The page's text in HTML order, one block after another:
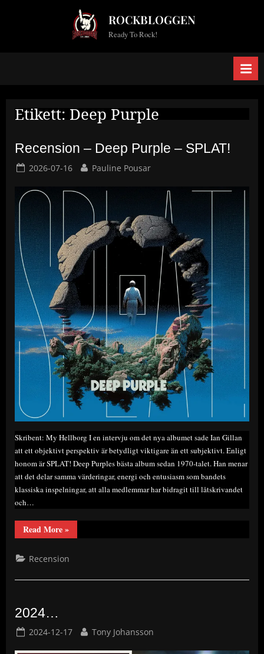
ROCKBLOGGEN
Ready To Rock!
Etikett: Deep Purple
Recension – Deep Purple – SPLAT!
Posted
2026-07-16 By
Pauline Pousar
Skribent: My Hellborg I en intervju om det nya albumet sade Ian Gillan
att ett objektivt perspektiv är betydligt viktigare än ett subjektivt. Enligt
honom är SPLAT! Deep Purples bästa album sedan 1970-talet. Han menar
att det delar samma värderingar, energi och entusiasm som bandets
klassiska inspelningar, att alla medlemmar har bidragit till låtskrivandet
och…
Read More“Recension
–
–
»
Recension
2024…
Posted
2024-12-17 By
Tony Johansson